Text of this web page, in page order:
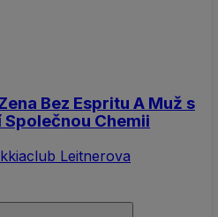
Bez Espritu A Muž s
Chemii
club Leitnerova